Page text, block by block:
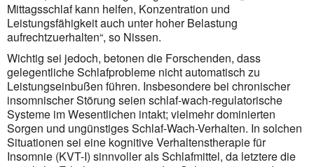
Mittagsschlaf kann helfen, Konzentration und
Leistungsfähigkeit auch unter hoher Belastung
aufrechtzuerhalten“, so Nissen.
Wichtig sei jedoch, betonen die Forschenden, dass
gelegentliche Schlafprobleme nicht automatisch zu
Leistungseinbußen führen. Insbesondere bei chronischer
insomnischer Störung seien schlaf-wach-regulatorische
Systeme im Wesentlichen intakt; vielmehr dominierten
Sorgen und ungünstiges Schlaf-Wach-Verhalten. In solchen
Situationen sei eine kognitive Verhaltenstherapie für
Insomnie (KVT-I) sinnvoller als Schlafmittel, da letztere die